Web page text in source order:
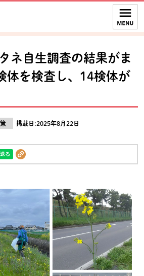
ニューです。
スキップする
こまで。
ネ自生調査の結果がま
体を検査し、14検体が
掲載日:2025年8月22日